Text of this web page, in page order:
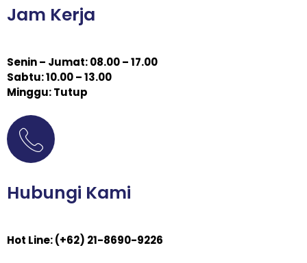
Jam Kerja
Senin – Jumat: 08.00 – 17.00
Sabtu: 10.00 – 13.00
Minggu: Tutup
Hubungi Kami
Hot Line: (+62) 21-8690-9226